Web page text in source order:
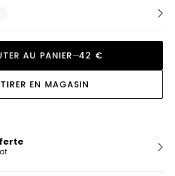
AU PANIER 42 €
EN MAGASIN